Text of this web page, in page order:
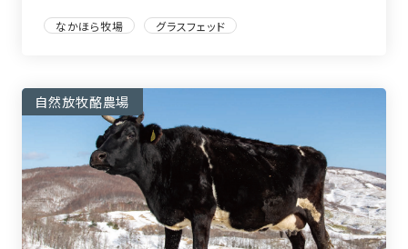
なかほら牧場 グラスフェッド
自然放牧酪農場